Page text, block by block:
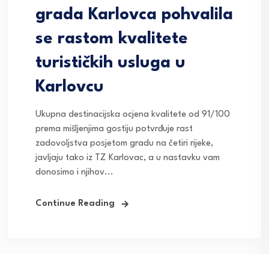
grada Karlovca pohvalila
se rastom kvalitete
turističkih usluga u
Karlovcu
Ukupna destinacijska ocjena kvalitete od 91/100
prema mišljenjima gostiju potvrđuje rast
zadovoljstva posjetom gradu na četiri rijeke,
javljaju tako iz TZ Karlovac, a u nastavku vam
donosimo i njihov...
Continue Reading